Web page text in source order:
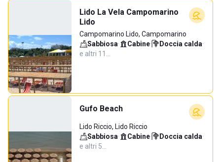
Lido La Vela Campomarino
Lido
Campomarino Lido, Campomarino
Sabbiosa· Cabine· Doccia calda·
e altri 11…
Gufo Beach
Lido Riccio, Lido Riccio
Sabbiosa· Cabine· Doccia calda·
e altri 5…